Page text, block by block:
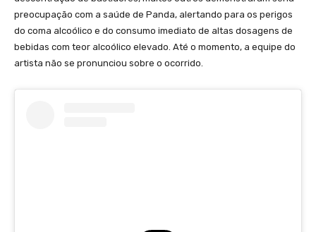
preocupação com a saúde de Panda, alertando para os perigos
do coma alcoólico e do consumo imediato de altas dosagens de
bebidas com teor alcoólico elevado. Até o momento, a equipe do
artista não se pronunciou sobre o ocorrido.